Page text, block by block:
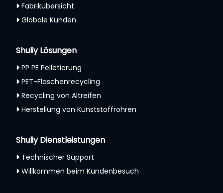
Fabrikübersicht
Globale Kunden
Shuliy Lösungen
PP PE Pelletierung
PET-Flaschenrecycling
Recycling von Altreifen
Herstellung von Kunststoffrohren
Shuliy Dienstleistungen
Technischer Support
Willkommen beim Kundenbesuch